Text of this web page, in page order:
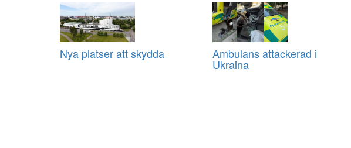
Nya platser att skydda Ambulans attackerad i
Ukraina